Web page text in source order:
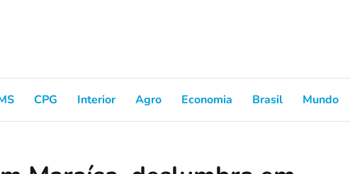
CPG Interior Agro Economia Brasil Mundo